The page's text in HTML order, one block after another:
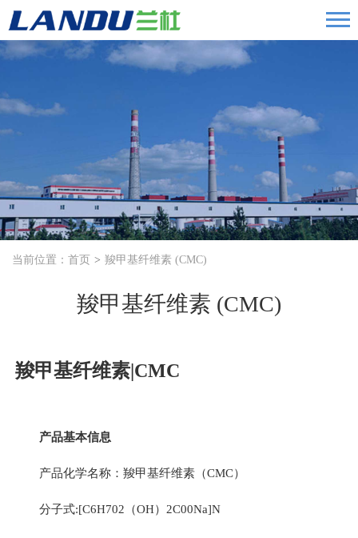
当前位置： 首页 羧甲基纤维素 (CMC)
羧甲基纤维素 (CMC)
羧甲基纤维素|CMC
产品基本信息
产品化学名称：羧甲基纤维素（CMC）
分子式:[C6H702（OH）2C00Na]N